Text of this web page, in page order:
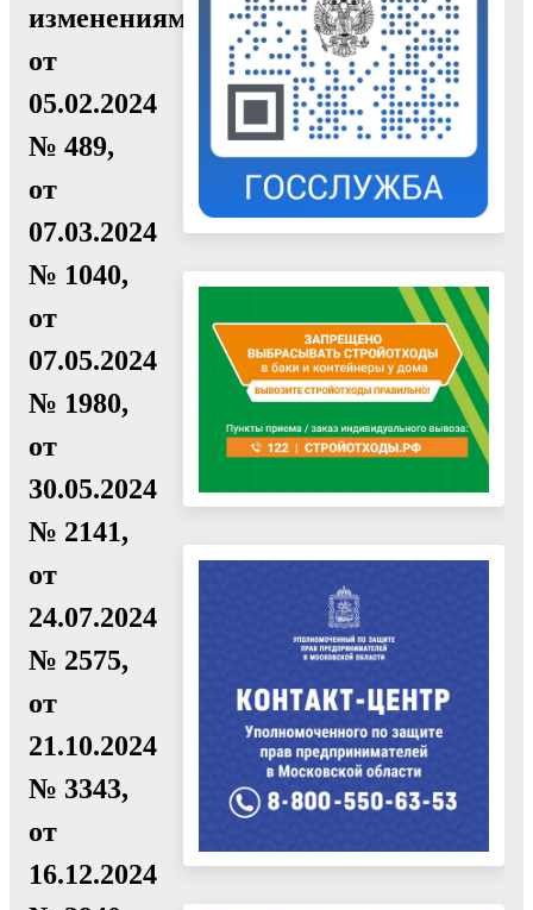
изменениями
от
05.02.2024
№ 489,
от
07.03.2024
№ 1040,
от
07.05.2024
№ 1980,
от
30.05.2024
№ 2141,
от
24.07.2024
№ 2575,
от
21.10.2024
№ 3343,
от
16.12.2024